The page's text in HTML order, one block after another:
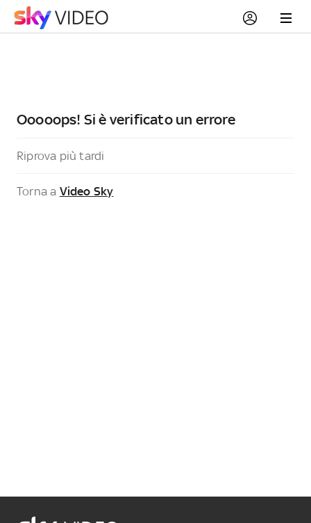
Ooooops! Si è verificato un errore
Riprova più tardi
Torna a Video Sky